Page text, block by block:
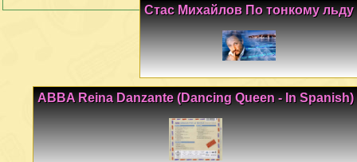
Стас Михайлов По тонкому льду
ABBA Reina Danzante (Dancing Queen - In Spanish)